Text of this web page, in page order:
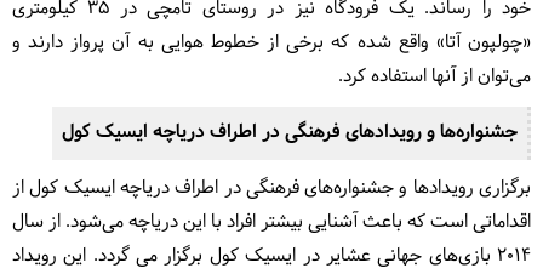
خود را رساند. یک فرودگاه نیز در روستای تامچی در 35 کیلومتری
«چولپون آتا» واقع شده که برخی از خطوط هوایی به آن پرواز دارند و
می‌توان از آنها استفاده کرد.
جشنواره‌ها و رویدادهای فرهنگی در اطراف دریاچه ایسیک کول
برگزاری رویدادها و جشنواره‌های فرهنگی در اطراف دریاچه ایسیک کول از
اقداماتی است که باعث آشنایی بیشتر افراد با این دریاچه می‌شود. از سال
2014 بازی‌های جهانی عشایر در ایسیک کول برگزار می گردد. این رویداد